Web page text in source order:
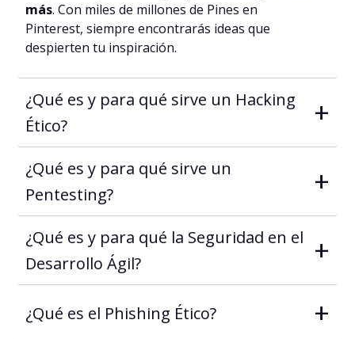
más. Con miles de millones de Pines en
Pinterest, siempre encontrarás ideas que
despierten tu inspiración.
¿Qué es y para qué sirve un Hacking
Ético?
+
¿Qué es y para qué sirve un
Pentesting?
+
¿Qué es y para qué la Seguridad en el
Desarrollo Ágil?
+
¿Qué es el Phishing Ético? +